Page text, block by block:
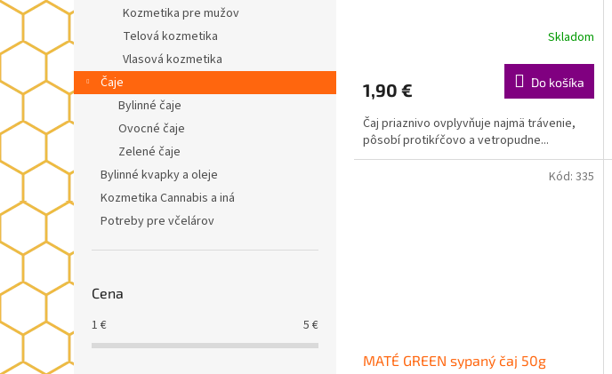
Kozmetika pre mužov
Telová kozmetika
Vlasová kozmetika
Čaje
Bylinné čaje
Ovocné čaje
Zelené čaje
Bylinné kvapky a oleje
Kozmetika Cannabis a iná
Potreby pre včelárov
Cena
1 € 5 €
Skladom
1,90 € Do košíka
Čaj priaznivo ovplyvňuje najmä trávenie,
pôsobí protikŕčovo a vetropudne...
MATÉ GREEN sypaný čaj 50g
Kód: 335